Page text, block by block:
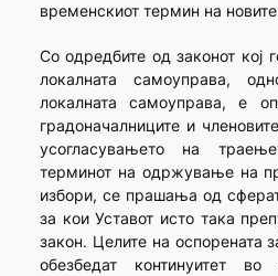
временскиот термин на
Со одредбите од законот кој
локалната самоуправа,
локалната самоуправа, е
градоначалниците и
усогласувањето на
терминот на одржување на
избори, се прашања од
за кои Уставот исто така
закон. Целите на оспорената
обезбедат континуитет